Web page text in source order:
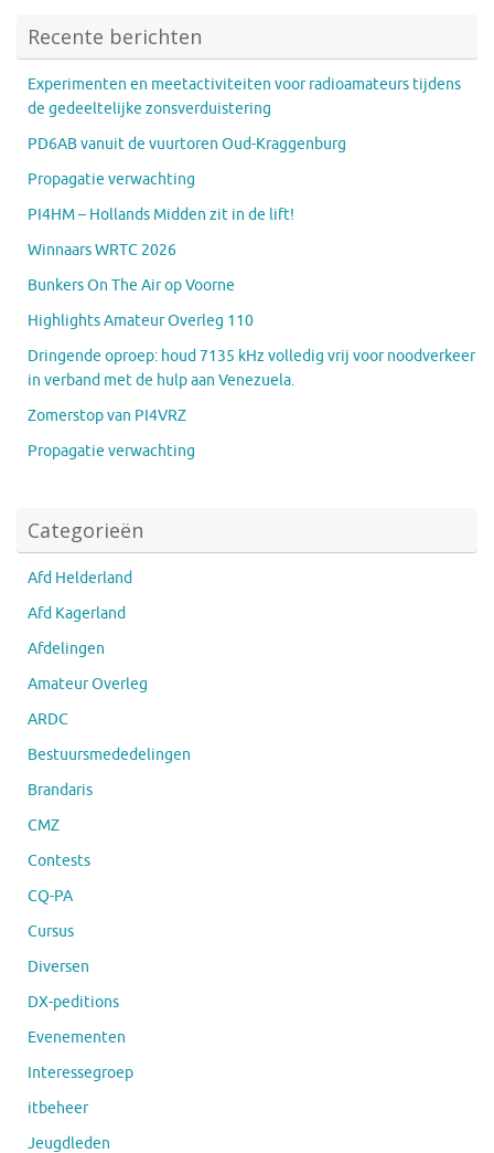
Recente berichten
Experimenten en meetactiviteiten voor radioamateurs tijdens
de gedeeltelijke zonsverduistering
PD6AB vanuit de vuurtoren Oud-Kraggenburg
Propagatie verwachting
PI4HM – Hollands Midden zit in de lift!
Winnaars WRTC 2026
Bunkers On The Air op Voorne
Highlights Amateur Overleg 110
Dringende oproep: houd 7135 kHz volledig vrij voor noodverkeer
in verband met de hulp aan Venezuela.
Zomerstop van PI4VRZ
Propagatie verwachting
Categorieën
Afd Helderland
Afd Kagerland
Afdelingen
Amateur Overleg
ARDC
Bestuursmededelingen
Brandaris
CMZ
Contests
CQ-PA
Cursus
Diversen
DX-peditions
Evenementen
Interessegroep
itbeheer
Jeugdleden